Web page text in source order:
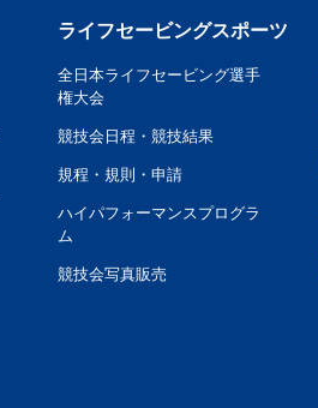
ライフセービングスポーツ
全日本ライフセービング選手
権大会
競技会日程・競技結果
規程・規則・申請
ハイパフォーマンスプログラ
ム
競技会写真販売